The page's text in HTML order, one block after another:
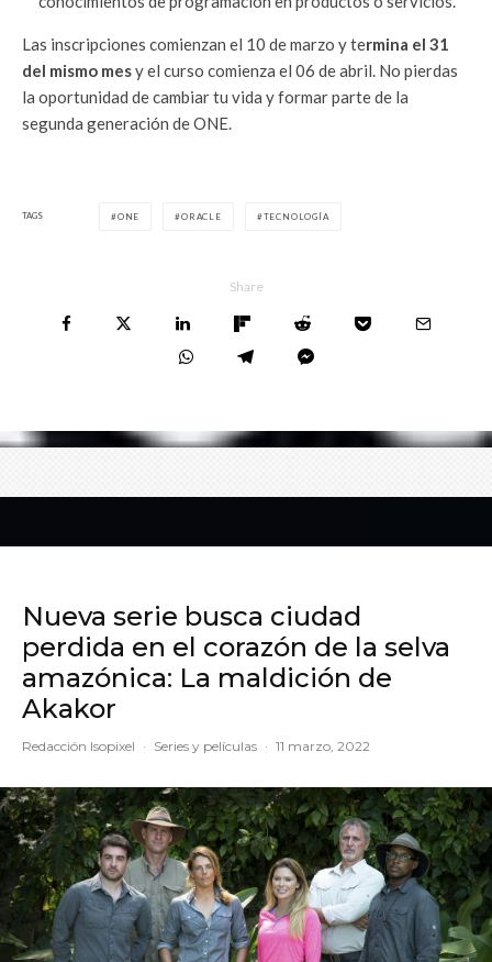
Las inscripciones comienzan el 10 de marzo y termina el 31
del mismo mesy el curso comienza el 06 de abril. No pierdas
la oportunidad de cambiar tu vida y formar parte de la
segunda generación de ONE.
TAGS ONE ORACLE TECNOLOGÍA
Share
Nueva serie busca ciudad
perdida en el corazón de la selva
amazónica: La maldición de
Akakor
Redacción Isopixel · Series y películas · 11 marzo, 2022